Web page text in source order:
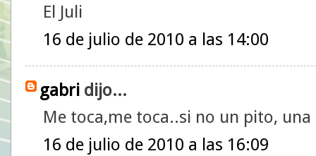
El Juli
16 de julio de 2010 a las 14:00
gabri dijo...
Me toca,me toca..si no un pito, una
16 de julio de 2010 a las 16:09